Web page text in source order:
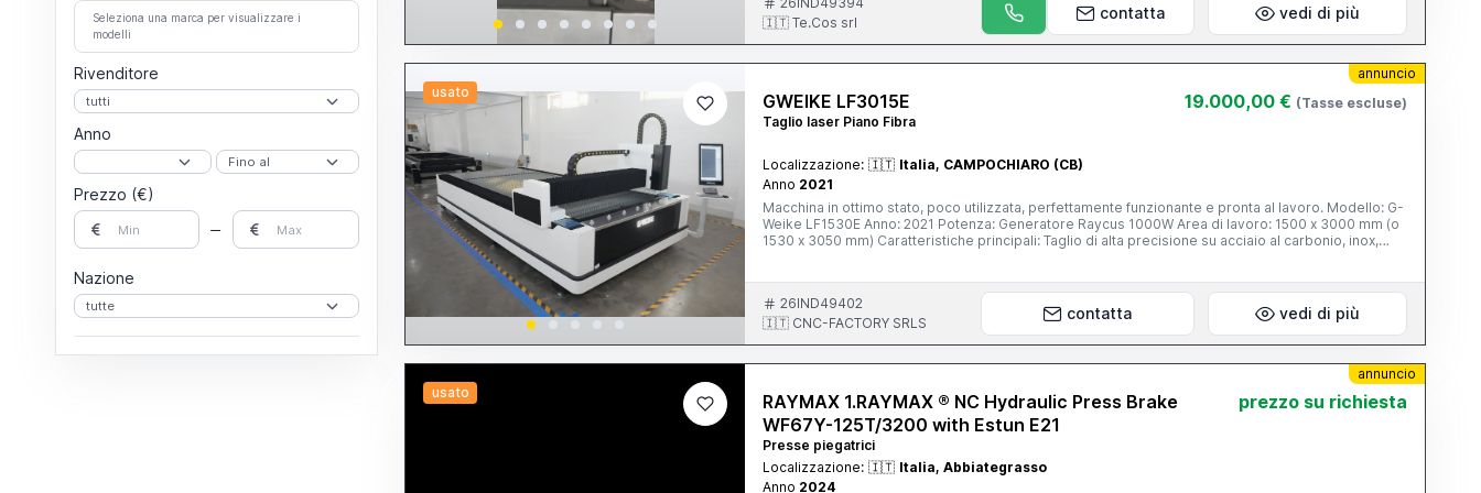
Seleziona una marca per visualizzare i
modelli
Rivenditore
Anno
Prezzo (€)
Nazione
🇮🇹 Te.Cos srl
contatta vedi di più
usato
annuncio
GWEIKE LF3015E
Taglio laser Piano Fibra
19.000,00 € (Tasse escluse)
Localizzazione: 🇮🇹 Italia, CAMPOCHIARO (CB)
Anno 2021
Macchina in ottimo stato, poco utilizzata, perfettamente funzionante e pronta al lavoro. Modello: G-
Weike LF1530E Anno: 2021 Potenza: Generatore Raycus 1000W Area di lavoro: 1500 x 3000 mm (o
1530 x 3050 mm) Caratteristiche principali: Taglio di alta precisione su acciaio al carbonio, inox,
Sistema di controllo user-friendly Consumi energetici contenuti rispetto a macchine più potenti
Ideale per carpenteria leggera/media, produzione di particolari, cancelli, arredo metallico,
componenti industriali Motivo della vendita: upgrade a potenza superiore. La macchina è stata
sempre manutenuta con ricambi originali ed è visibile in funzione. Prezzo: trattabile - contattami
26IND49402
🇮🇹 CNC-FACTORY SRLS
contatta vedi di più
usato
annuncio
RAYMAX 1.RAYMAX ® NC Hydraulic Press Brake
WF67Y-125T/3200 with Estun E21
Presse piegatrici
prezzo su richiesta
Localizzazione: 🇮🇹 Italia, Abbiategrasso
Anno 2024